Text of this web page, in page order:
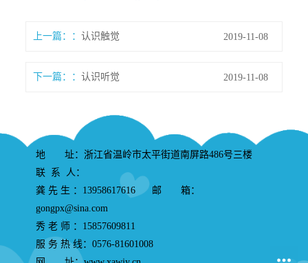
上一篇： 认识触觉 2019-11-08
下一篇： 认识听觉 2019-11-08
地 址：浙江省温岭市太平街道南屏路486号三楼
联 系 人：
龚 先 生 ：13958617616 邮 箱：
gongpx@sina.com
秀 老 师 ：15857609811
服 务 热 线：0576-81601008